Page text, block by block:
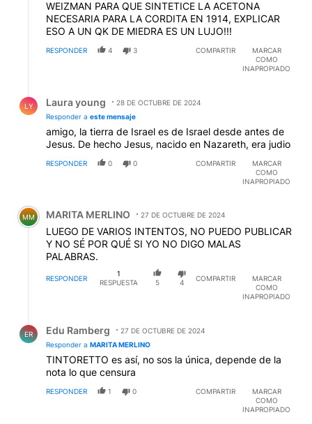
LA PLATA QUINTO Cosme Fulanito George Sam Tales
de Mileto Pedro Lopez Juan Carlos Rocha DANY
SAVINO sergio becker Lorenza Lajoulot Alberto Villa
Dante Oria JUAN CARLOS SZELES Blas Antonio Varela
Martha Bernal Fried Potato Roberto Ayala Vera
Marcelo Emilio Salvador Rodriguez Sting Ray Critico
Namberwan mauricio ginobile Graciela Rorínguez
Tarantino Maria Alvarez gabriel ranaudo Juan Marshall
Miguel Rodrigo rogelio batarazo Antonio José María
María Escandell Jose Marcelo Cantando ligia angel
Carlos Javier Pérez Arrilucea GRE Rodriguez Eddy
Rivers Isadora C. JAVIER GUSTAVO VEGA Juan Di
(Narciso Pena versión +1500 comentarios - ver perfil
para ver si no es el que hace suplantación de
identidad) Adriano Abel Garcia Lucy Wagner Al Fata.
Luego más nombres.
WEIZMAN PARA QUE SINTETICE LA ACETONA
NECESARIA PARA LA CORDITA EN 1914, EXPLICAR
ESO A UN QK DE MIEDRA ES UN LUJO!!!
RESPONDER 4 3 COMPARTIR
MARCAR
COMO
INAPROPIADO
LY Laura young
28 DE OCTUBRE DE 2024
Responder a este mensaje
amigo, la tierra de Israel es de Israel desde antes de
Jesus. De hecho Jesus, nacido en Nazareth, era judio
RESPONDER 0 0 COMPARTIR
MARCAR
COMO
INAPROPIADO
Comentario de MARITA MERLINO.
MM MARITA MERLINO 27 DE OCTUBRE DE 2024
LUEGO DE VARIOS INTENTOS, NO PUEDO PUBLICAR
Y NO SÉ POR QUÉ SI YO NO DIGO MALAS
PALABRAS.
RESPONDER
1
RESPUESTA
5 4
COMPARTIR
MARCAR
COMO
INAPROPIADO
ER Edu Ramberg
27 DE OCTUBRE DE 2024
Responder a MARITA MERLINO
TINTORETTO es así, no sos la única, depende de la
nota lo que censura
RESPONDER 1 0 COMPARTIR
MARCAR
COMO
INAPROPIADO